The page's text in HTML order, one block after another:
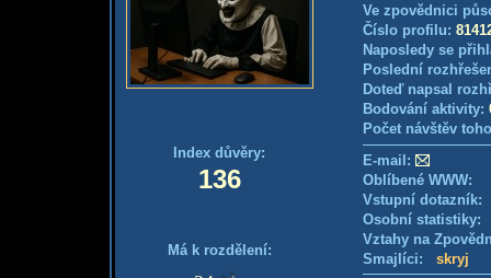
Index důvěry:
136
Má k rozdělení:
Ve zpovědnici
Číslo profilu:
Naposledy se
Poslední
Doteď napsal
Bodování aktivity:
Počet návštěv
E-mail:
Oblíbené WWW:
Vstupní
Osobní
Vztahy na
Smajlíci: skryj